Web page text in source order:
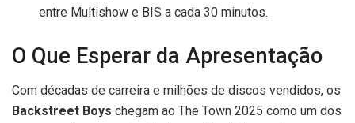
entre Multishow e BIS a cada 30 minutos.
O Que Esperar da Apresentação
Com décadas de carreira e milhões de discos vendidos, os
Backstreet Boys chegam ao The Town 2025 como um dos